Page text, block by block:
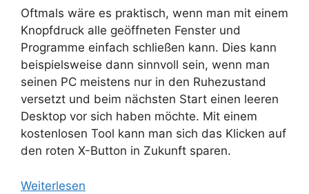
Oftmals wäre es praktisch, wenn man mit einem
Knopfdruck alle geöffneten Fenster und
Programme einfach schließen kann. Dies kann
beispielsweise dann sinnvoll sein, wenn man
seinen PC meistens nur in den Ruhezustand
versetzt und beim nächsten Start einen leeren
Desktop vor sich haben möchte. Mit einem
kostenlosen Tool kann man sich das Klicken auf
den roten X-Button in Zukunft sparen.
Weiterlesen